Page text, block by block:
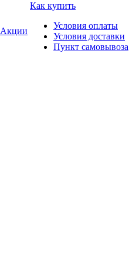
Акции
Как купить
Условия оплаты
Условия доставки
Пункт самовывоза